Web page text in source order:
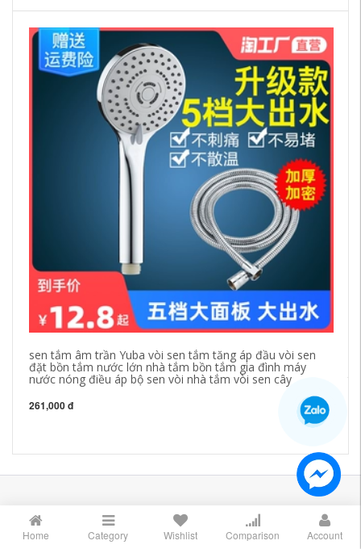
sen tắm âm trần Yuba vòi sen tắm tăng áp đầu vòi sen
đặt bồn tắm nước lớn nhà tắm bồn tắm gia đình máy
nước nóng điều áp bộ sen vòi nhà tắm vòi sen cây
261,000 đ
LIÊN HỆ
Thanh Trì - Hà Nội
Home Category Wishlist Comparison Account